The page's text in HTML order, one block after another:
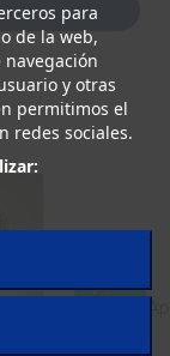
para
de la web,
y otras
permitimos el
redes sociales.